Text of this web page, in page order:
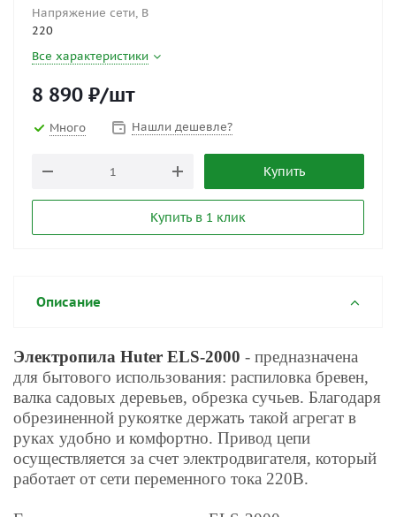
Напряжение сети, В
220
Все характеристики
8 890 ₽/шт
Много Нашли дешевле?
Купить
Купить в 1 клик
Описание
Электропила Huter ELS-2000 - предназначена
для бытового использования: распиловка бревен,
валка садовых деревьев, обрезка сучьев. Благодаря
обрезиненной рукоятке держать такой агрегат в
руках удобно и комфортно. Привод цепи
осуществляется за счет электродвигателя, который
работает от сети переменного тока 220В.